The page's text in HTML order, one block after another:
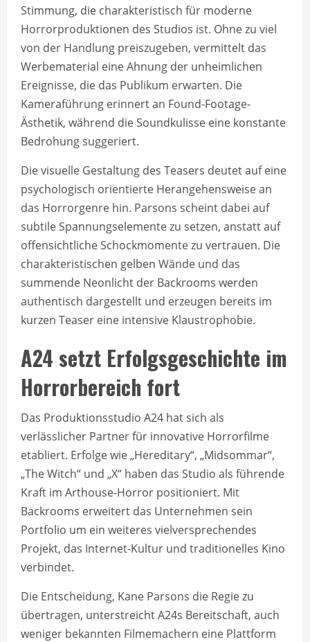
Stimmung, die charakteristisch für moderne
Horrorproduktionen des Studios ist. Ohne zu viel
von der Handlung preiszugeben, vermittelt das
Werbematerial eine Ahnung der unheimlichen
Ereignisse, die das Publikum erwarten. Die
Kameraführung erinnert an Found-Footage-
Ästhetik, während die Soundkulisse eine konstante
Bedrohung suggeriert.
Die visuelle Gestaltung des Teasers deutet auf eine
psychologisch orientierte Herangehensweise an
das Horrorgenre hin. Parsons scheint dabei auf
subtile Spannungselemente zu setzen, anstatt auf
offensichtliche Schockmomente zu vertrauen. Die
charakteristischen gelben Wände und das
summende Neonlicht der Backrooms werden
authentisch dargestellt und erzeugen bereits im
kurzen Teaser eine intensive Klaustrophobie.
A24 setzt Erfolgsgeschichte im
Horrorbereich fort
Das Produktionsstudio A24 hat sich als
verlässlicher Partner für innovative Horrorfilme
etabliert. Erfolge wie „Hereditary“, „Midsommar“,
„The Witch“ und „X“ haben das Studio als führende
Kraft im Arthouse-Horror positioniert. Mit
Backrooms erweitert das Unternehmen sein
Portfolio um ein weiteres vielversprechendes
Projekt, das Internet-Kultur und traditionelles Kino
verbindet.
Die Entscheidung, Kane Parsons die Regie zu
übertragen, unterstreicht A24s Bereitschaft, auch
weniger bekannten Filmemachern eine Plattform